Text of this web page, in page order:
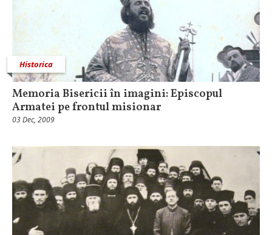
Historica
Memoria Bisericii în imagini: Episcopul
Armatei pe frontul misionar
03 Dec, 2009